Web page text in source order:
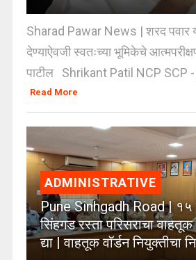
Sharad Pawar News | शरद पवार
देण्याऐवजी स्वतःच्या भूमिकेचे
पाटील Shrikant Patil NCP SCP
Read More
ADMINISTRATIVE
Pune Sinhgadh Road | १५
सिंहगड रस्ता परिसराचा वाहतूक
द्या | वाहतूक वॉर्डन नियुक्तीचा